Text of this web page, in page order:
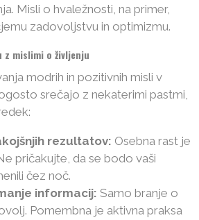
Misli o hvaležnosti, na primer,
zadovoljstvu in optimizmu.
z mislimi o življenju
modrih in pozitivnih misli v
srečajo z nekaterimi pastmi,
rezultatov: Osebna rast je
pričakujte, da se bodo vaši
čez noč.
informacij: Samo branje o
Pomembna je aktivna praksa